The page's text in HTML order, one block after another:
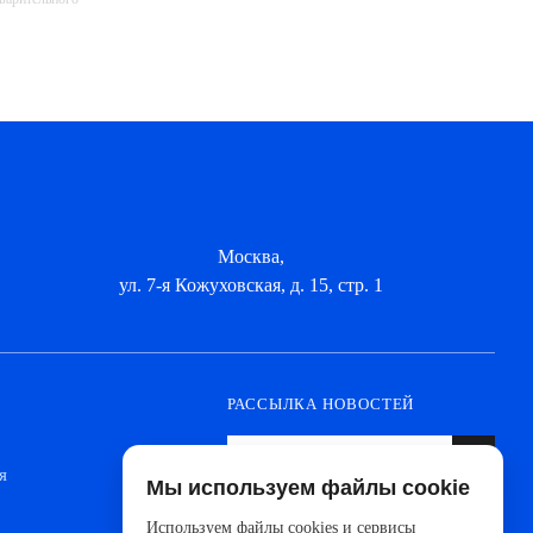
Москва,
ул. 7-я Кожуховская, д. 15, стр. 1
РАССЫЛКА НОВОСТЕЙ
новинок от ведущих производителей и
Мы используем файлы cookie
Используем файлы cookies и сервисы